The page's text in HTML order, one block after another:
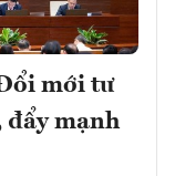
mới tư
đẩy mạnh